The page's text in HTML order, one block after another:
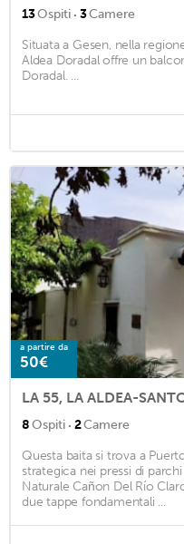
13Ospiti · 3Camere
Situata a Gesen, nella
Aldea Doradal offre un
Doradal. ...
a partire da
50€
LA 55, LA ALDEA-
8Ospiti · 2Camere
Questa baita si trova a
strategica nei pressi di
Naturale Cañon Del Río
due tappe fondamentali ...